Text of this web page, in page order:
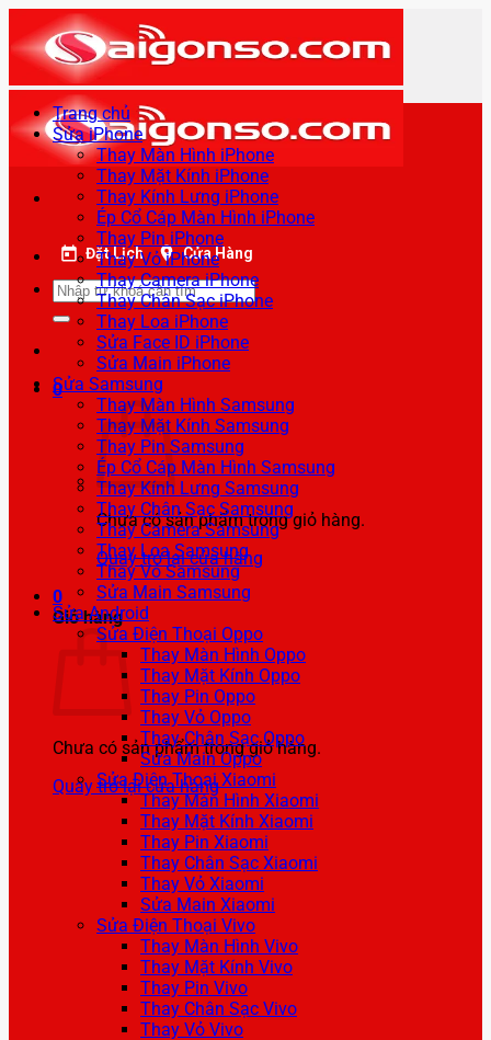
qua
nội
dung
Đặt Lịch Cửa Hàng
Tìm
kiếm:
0
Chưa có sản phẩm trong giỏ hàng.
Quay trở lại cửa hàng
0
Giỏ hàng
Chưa có sản phẩm trong giỏ hàng.
Quay trở lại cửa hàng
Trang chủ
Sửa iPhone
Thay Màn Hình iPhone
Thay Mặt Kính iPhone
Thay Kính Lưng iPhone
Ép Cổ Cáp Màn Hình iPhone
Thay Pin iPhone
Thay Vỏ iPhone
Thay Camera iPhone
Thay Chân Sạc iPhone
Thay Loa iPhone
Sửa Face ID iPhone
Sửa Main iPhone
Sửa Samsung
Thay Màn Hình Samsung
Thay Mặt Kính Samsung
Thay Pin Samsung
Ép Cổ Cáp Màn Hình Samsung
Thay Kính Lưng Samsung
Thay Chân Sạc Samsung
Thay Camera Samsung
Thay Loa Samsung
Thay Vỏ Samsung
Sửa Main Samsung
Sửa Android
Sửa Điện Thoại Oppo
Thay Màn Hình Oppo
Thay Mặt Kính Oppo
Thay Pin Oppo
Thay Vỏ Oppo
Thay Chân Sạc Oppo
Sửa Main Oppo
Sửa Điện Thoại Xiaomi
Thay Màn Hình Xiaomi
Thay Mặt Kính Xiaomi
Thay Pin Xiaomi
Thay Chân Sạc Xiaomi
Thay Vỏ Xiaomi
Sửa Main Xiaomi
Sửa Điện Thoại Vivo
Thay Màn Hình Vivo
Thay Mặt Kính Vivo
Thay Pin Vivo
Thay Chân Sạc Vivo
Thay Vỏ Vivo